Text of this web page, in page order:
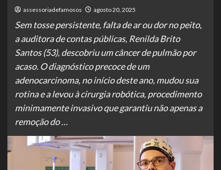
assessoriadefamosos agosto 20, 2025
Sem tosse persistente, falta de ar ou dor no peito,
a auditora de contas públicas, Renilda Brito
Santos (53), descobriu um câncer de pulmão por
acaso. O diagnóstico precoce de um
adenocarcinoma, no início deste ano, mudou sua
rotina e a levou à cirurgia robótica, procedimento
minimamente invasivo que garantiu não apenas a
remoção do …